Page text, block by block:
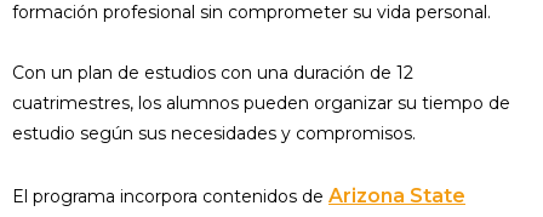
formación profesional sin comprometer su vida personal.
Con un plan de estudios con una duración de 12
cuatrimestres, los alumnos pueden organizar su tiempo de
estudio según sus necesidades y compromisos.
El programa incorpora contenidos de Arizona State